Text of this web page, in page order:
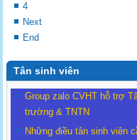
4
Next
End
Tân sinh viên
Group zalo CVHT hỗ trợ
trường & TNTN
Những điều tân sinh viên